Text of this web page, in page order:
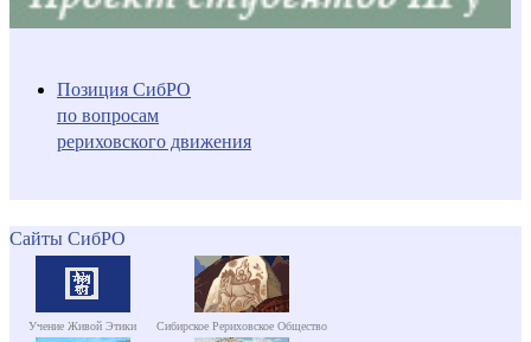
Позиция СибРО
по вопросам
рериховского движения
Сайты СибРО
Учение Живой Этики Сибирское Рериховское Общество